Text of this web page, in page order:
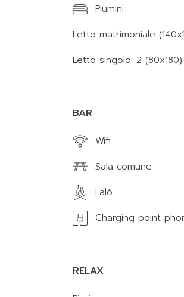
Piumini
Letto matrimoniale
Letto singolo: 2 (80x180)
BAR
Wifi
Sala comune
Falò
Charging point
RELAX